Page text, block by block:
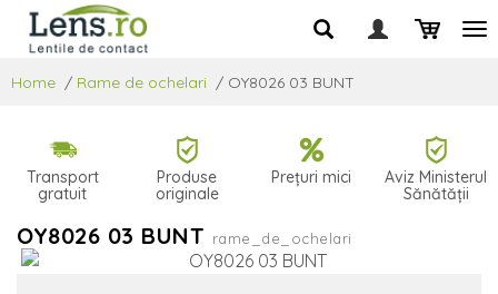
Home / Rame de ochelari / OY8026 03 BUNT
Transport
gratuit
Produse
originale
Prețuri mici
Aviz Ministerul
Sănătății
OY8026 03 BUNT rame_de_ochelari